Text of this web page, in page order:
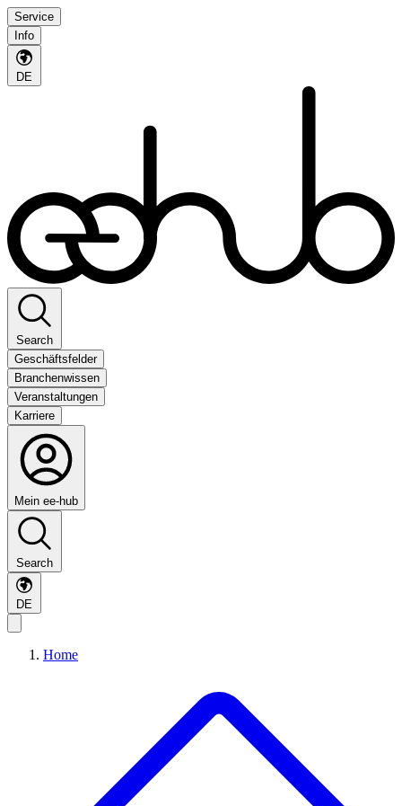
Service
Info
DE
Search
Geschäftsfelder
Branchenwissen
Veranstaltungen
Karriere
Mein ee-hub
Search
DE
Home